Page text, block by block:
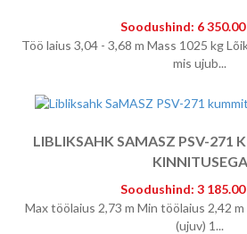
Soodushind: 6
Töö laius 3,04 - 3,68 m Mass 1025 kg
mis ujub...
LIBLIKSAHK SAMASZ PSV-271
KINNITUSEGA
Soodushind: 3
Max töölaius 2,73 m Min töölaius 2,42
(ujuv) 1...